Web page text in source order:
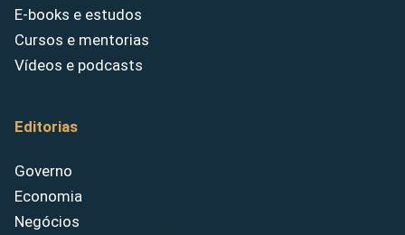
E-books e estudos
Cursos e mentorias
Vídeos e podcasts
Editorias
Governo
Economia
Negócios